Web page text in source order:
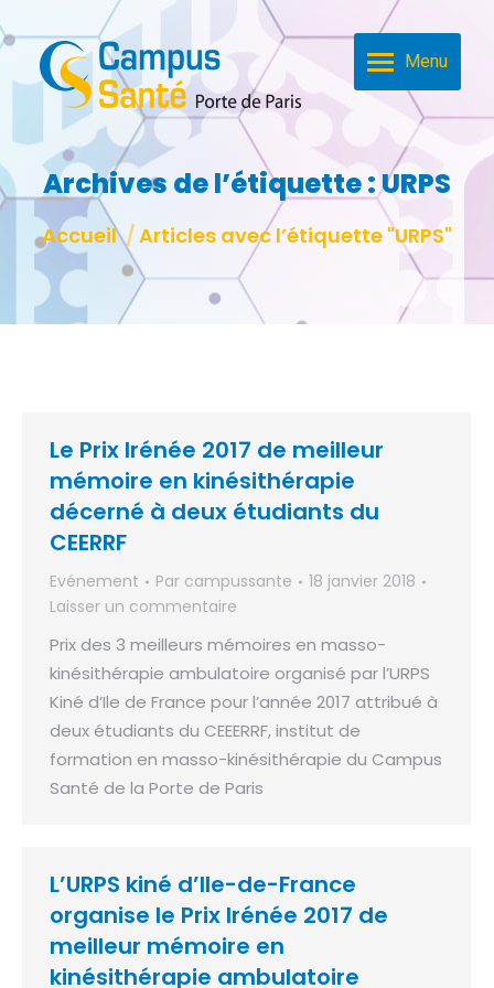
Menu
Archives de l’étiquette :URPS
Vous êtes ici :
Accueil Articles avec l’étiquette "URPS"
Le Prix Irénée 2017 de meilleur
mémoire en kinésithérapie
décerné à deux étudiants du
CEERRF
Evénement Par campussante
18 janvier 2018
Laisser un commentaire
Prix des 3 meilleurs mémoires en masso-
kinésithérapie ambulatoire organisé par l’URPS
Kiné d’Ile de France pour l’année 2017 attribué à
deux étudiants du CEEERRF, institut de
formation en masso-kinésithérapie du Campus
Santé de la Porte de Paris
L’URPS kiné d’Ile-de-France
organise le Prix Irénée 2017 de
meilleur mémoire en
kinésithérapie ambulatoire